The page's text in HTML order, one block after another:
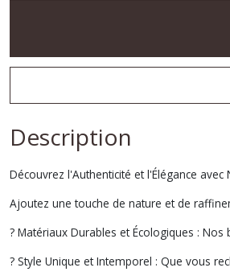
Description
Découvrez l'Authenticité et l'Élégance
Ajoutez une touche de nature et de
? Matériaux Durables et Écologiques :
? Style Unique et Intemporel : Que vous